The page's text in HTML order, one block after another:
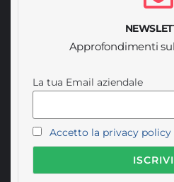
Approfondimenti
La tua Email aziendale
Accetto la privacy